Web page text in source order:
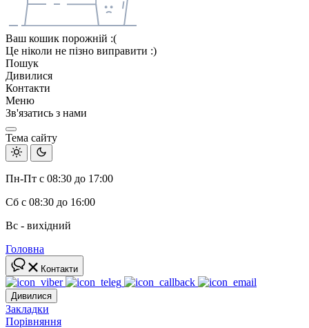
Ваш кошик порожній :(
Це ніколи не пізно виправити :)
Пошук
Дивилися
Контакти
Меню
Зв'язатись з нами
Тема сайту
Пн-Пт с 08:30 до 17:00
Сб с 08:30 до 16:00
Вс - вихідний
Головна
Контакти
Дивилися
Закладки
Порівняння